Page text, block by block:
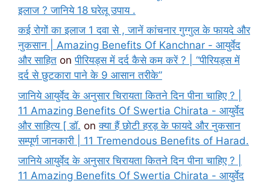
इलाज ? जानिये 18 घरेलू उपाय .
कई रोगों का इलाज 1 दवा से , जानें कांचनार गुग्गुल के फायदे और
नुकसान | Amazing Benefits Of Kanchnar - आयुर्वेद
और साहित onपीरियड्स में दर्द कैसे कम करें ? | “पीरियड्स में
दर्द से छुटकारा पाने के 9 आसान तरीके”
जानिये आयुर्वेद के अनुसार चिरायता कितने दिन पीना चाहिए ? |
11 Amazing Benefits Of Swertia Chirata - आयुर्वेद
और साहित्य [ डॉ. onक्या हैं छोटी हरड़ के फायदे और नुकसान
सम्पूर्ण जानकारी | 11 Tremendous Benefits of Harad.
जानिये आयुर्वेद के अनुसार चिरायता कितने दिन पीना चाहिए ? |
11 Amazing Benefits Of Swertia Chirata - आयुर्वेद